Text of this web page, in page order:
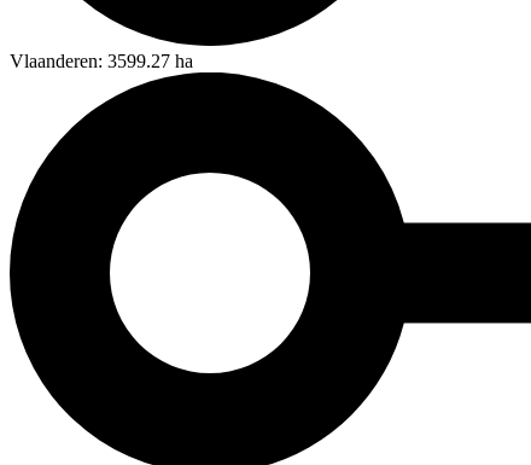
Vlaanderen: 3599.27 ha